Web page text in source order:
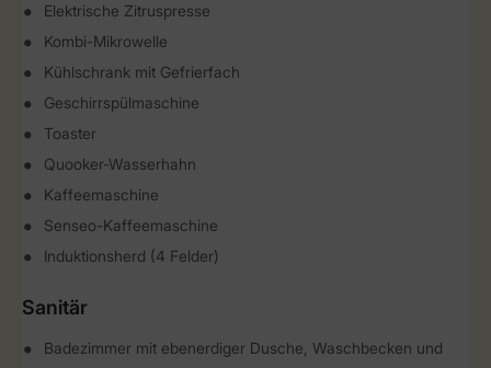
Elektrische Zitruspresse
Kombi-Mikrowelle
Kühlschrank mit Gefrierfach
Geschirrspülmaschine
Toaster
Quooker-Wasserhahn
Kaffeemaschine
Senseo-Kaffeemaschine
Induktionsherd (4 Felder)
Sanitär
Badezimmer mit ebenerdiger Dusche, Waschbecken und